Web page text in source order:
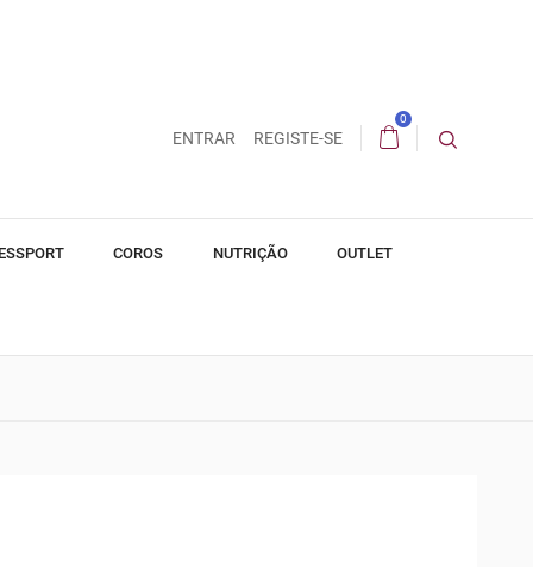
ENTRAR REGISTE-SE
0
COROS NUTRIÇÃO OUTLET